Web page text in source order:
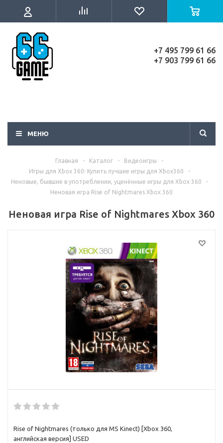
+7 495 799 61 66
+7 903 799 61 66
МЕНЮ
Главная - Каталог - Видеоигры
-
Игры для Xbox 360: Купить лучшие игры для Xbox360
-
Неновые, бывшие в употреблении, уценённые игры для Xbox 360
-
Неновая игра Rise of Nightmares Xbox 360
Неновая игра Rise of Nightmares Xbox 360
Rise of Nightmares (только для MS Kinect) [Xbox 360,
английская версия] USED